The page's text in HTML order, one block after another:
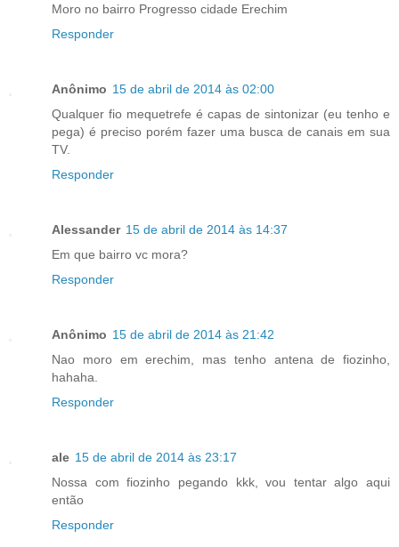
Moro no bairro Progresso cidade Erechim
Responder
Anônimo 15 de abril de 2014 às 02:00
Qualquer fio mequetrefe é capas de sintonizar (eu tenho e
pega) é preciso porém fazer uma busca de canais em sua
TV.
Responder
Alessander 15 de abril de 2014 às 14:37
Em que bairro vc mora?
Responder
Anônimo 15 de abril de 2014 às 21:42
Nao moro em erechim, mas tenho antena de fiozinho,
hahaha.
Responder
ale 15 de abril de 2014 às 23:17
Nossa com fiozinho pegando kkk, vou tentar algo aqui
então
Responder